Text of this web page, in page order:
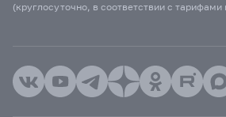
(круглосуточно, в соответствии с